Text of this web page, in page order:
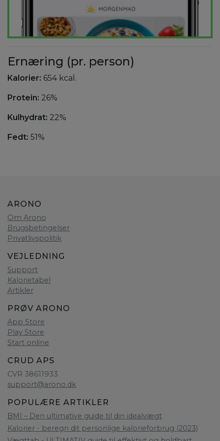
Ernæring (pr. person)
Kalorier: 654 kcal.
Protein: 26%
Kulhydrat: 22%
Fedt: 51%
ARONO
Om Arono
Brugsbetingelser
Privatlivspolitik
VEJLEDNING
Support
Kalorietabel
Artikler
PRØV ARONO
App Store
Play Store
Start online
CRUD APS
CVR 38611933
support@arono.dk
POPULÆRE ARTIKLER
BMI – Den ultimative guide til din idealvægt
Kalorier - beregn dit personlige kalorieforbrug (2023)